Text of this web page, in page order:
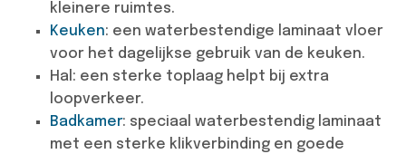
kleinere ruimtes.
Keuken: een waterbestendige laminaat vloer
voor het dagelijkse gebruik van de keuken.
Hal: een sterke toplaag helpt bij extra
loopverkeer.
Badkamer: speciaal waterbestendig laminaat
met een sterke klikverbinding en goede